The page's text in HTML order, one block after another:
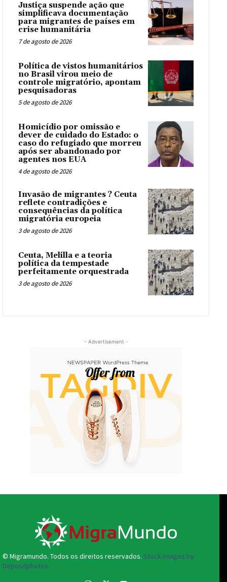
Justiça suspende ação que
simplificava documentação
para migrantes de países em
crise humanitária
7 de agosto de 2026
Política de vistos humanitários
no Brasil virou meio de
controle migratório, apontam
pesquisadoras
5 de agosto de 2026
Homicídio por omissão e
dever de cuidado do Estado: o
caso do refugiado que morreu
após ser abandonado por
agentes nos EUA
4 de agosto de 2026
Invasão de migrantes ? Ceuta
reflete contradições e
consequências da política
migratória europeia
3 de agosto de 2026
Ceuta, Melilla e a teoria
política da tempestade
perfeitamente orquestrada
3 de agosto de 2026
- Advertisement -
© Migramundo. Todos os direitos reservados. Stock images by
Depositphotos.